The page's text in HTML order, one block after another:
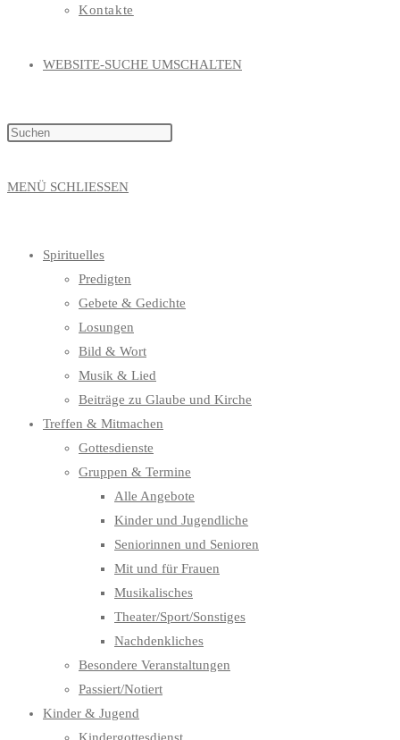
Kontakte
WEBSITE-SUCHE UMSCHALTEN
MENÜ SCHLIESSEN
Spirituelles
Predigten
Gebete & Gedichte
Losungen
Bild & Wort
Musik & Lied
Beiträge zu Glaube und Kirche
Treffen & Mitmachen
Gottesdienste
Gruppen & Termine
Alle Angebote
Kinder und Jugendliche
Seniorinnen und Senioren
Mit und für Frauen
Musikalisches
Theater/Sport/Sonstiges
Nachdenkliches
Besondere Veranstaltungen
Passiert/Notiert
Kinder & Jugend